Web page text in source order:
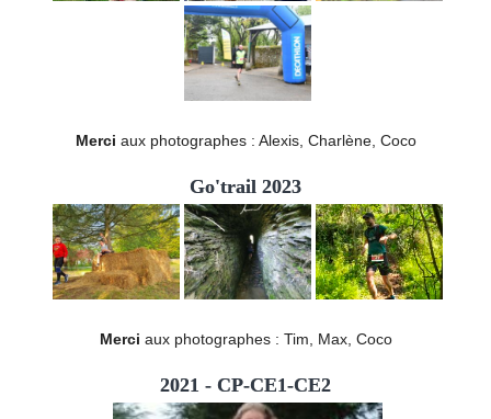
Merci aux photographes : Alexis, Charlène, Coco
Go'trail 2023
Merci aux photographes : Tim, Max, Coco
2021 - CP-CE1-CE2